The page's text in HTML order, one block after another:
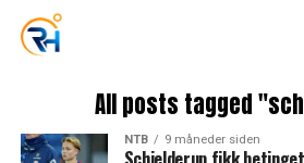
All posts tagged
NTB 9 måneder siden